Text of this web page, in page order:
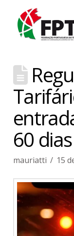
60 dias
mauriatti 15